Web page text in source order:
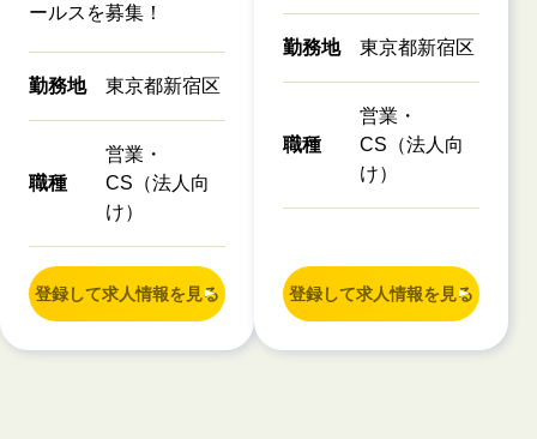
ールスを募集！
勤務地 東京都新宿区
職種
営業・
CS（法人向
け）
登録して求人情報を見る
勤務地 東京都新宿区
職種
営業・
CS（法人向
け）
登録して求人情報を見る